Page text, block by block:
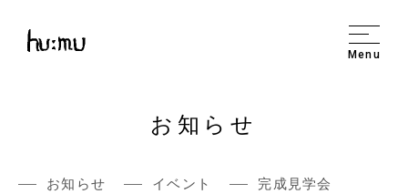
Menu
お知らせ
お知らせ イベント
完成見学会